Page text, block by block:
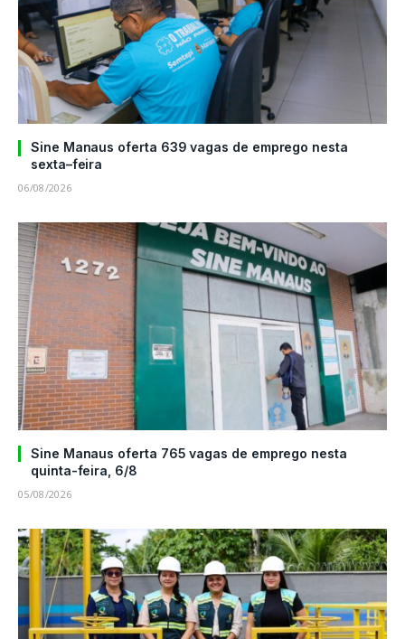
Sine Manaus oferta 639 vagas de emprego nesta
sexta–feira
06/08/2026
Sine Manaus oferta 765 vagas de emprego nesta
quinta-feira, 6/8
05/08/2026